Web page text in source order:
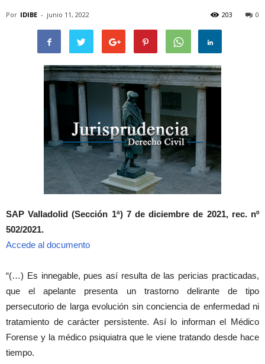
Por IDIBE - junio 11, 2022 0
203
SAP Valladolid (Sección 1ª) 7 de diciembre de 2021, rec. nº
502/2021.
Accede al documento
“(…) Es innegable, pues así resulta de las pericias practicadas,
que el apelante presenta un trastorno delirante de tipo
persecutorio de larga evolución sin conciencia de enfermedad ni
tratamiento de carácter persistente. Así lo informan el Médico
Forense y la médico psiquiatra que le viene tratando desde hace
tiempo.